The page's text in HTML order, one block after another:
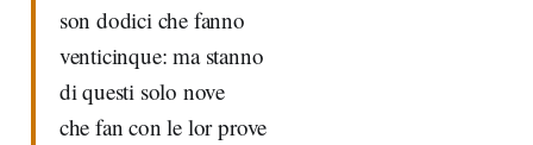
son dodici che fanno
venticinque: ma stanno
di questi solo nove
che fan con le lor prove